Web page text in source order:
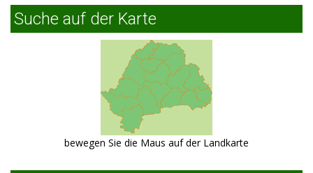
Suche auf der Karte
bewegen Sie die Maus auf der Landkarte